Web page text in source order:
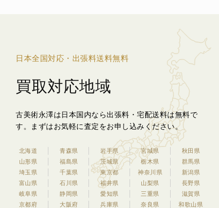
日本全国対応・出張料送料無料
買取対応地域
古美術永澤は日本国内なら出張料・宅配送料は無料で
す。
まずはお気軽に査定をお申し込みください。
北海道 青森県 岩手県 宮城県
秋田県
山形県
福島県 茨城県 栃木県
群馬県
埼玉県
千葉県 東京都 神奈川県
新潟県
富山県
石川県 福井県 山梨県
長野県
岐阜県
静岡県 愛知県 三重県
滋賀県
京都府
大阪府 兵庫県 奈良県
和歌山県